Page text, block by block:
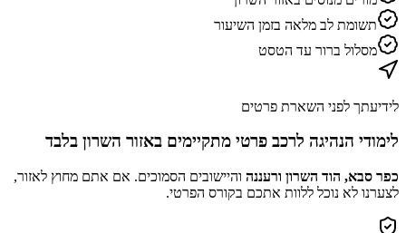
תשומת לב מלאה בזמן השיעור
מסלול ברור עד הטסט
לידיעתך לפני השארת פרטים
לימודי הנהיגה לרכב פרטי מתקיימים באזור השרון בלבד
כפר סבא, הוד השרון ורעננה והיישובים הסמוכים. אם אתם מחוץ לאזור,
לצערנו לא נוכל ללוות אתכם בקורס הפרטי.